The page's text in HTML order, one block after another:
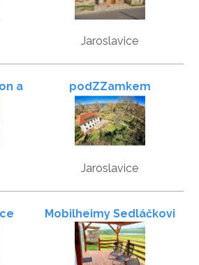
Jaroslavice
a
podZZamkem
Jaroslavice
Mobilheimy Sedláčkovi